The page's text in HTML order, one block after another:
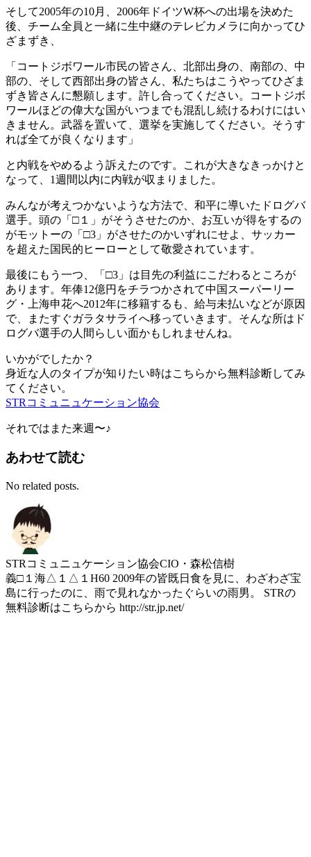
そして2005年の10月、2006年ドイツW杯への出場を決めた
後、チーム全員と一緒に生中継のテレビカメラに向かってひ
ざまずき、
「コートジボワール市民の皆さん、北部出身の、南部の、中
部の、そして西部出身の皆さん、私たちはこうやってひざま
ずき皆さんに懇願します。許し合ってください。コートジボ
ワールほどの偉大な国がいつまでも混乱し続けるわけにはい
きません。武器を置いて、選挙を実施してください。そうす
れば全てが良くなります」
と内戦をやめるよう訴えたのです。これが大きなきっかけと
なって、1週間以内に内戦が収まりました。
みんなが考えつかないような方法で、和平に導いたドログバ
選手。頭の「□１」がそうさせたのか、お互いが得をするの
がモットーの「□3」がさせたのかいずれにせよ、サッカー
を超えた国民的ヒーローとして敬愛されています。
最後にもう一つ、「□3」は目先の利益にこだわるところが
あります。年俸12億円をチラつかされて中国スーパーリー
グ・上海申花へ2012年に移籍するも、給与未払いなどが原因
で、またすぐガラタサライへ移っていきます。そんな所はド
ログバ選手の人間らしい面かもしれませんね。
いかがでしたか？
身近な人のタイプが知りたい時はこちらから無料診断してみ
てください。
STRコミュニュケーション協会
それではまた来週〜♪
あわせて読む
No related posts.
STRコミュニュケーション協会CIO・森松信樹
義□１海△１△１H60 2009年の皆既日食を見に、わざわざ宝
島に行ったのに、雨で見れなかったぐらいの雨男。 STRの
無料診断はこちらから http://str.jp.net/